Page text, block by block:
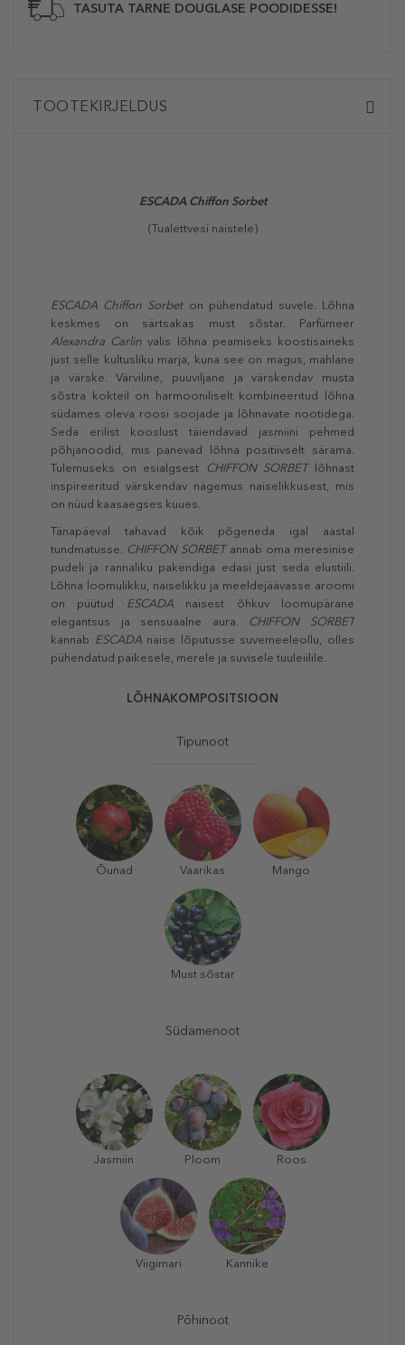
TASUTA TARNE DOUGLASE POODIDESSE!
TOOTEKIRJELDUS
ESCADAChiffon Sorbet
(Tualettvesi naistele)
ESCADA Chiffon Sorbet on pühendatud suvele. Lõhna
keskmes on särtsakas must sõstar. Parfümeer
Alexandra Carlin valis lõhna peamiseks koostisaineks
just selle kultusliku marja, kuna see on magus, mahlane
ja värske. Värviline, puuviljane ja värskendav musta
sõstra kokteil on harmooniliselt kombineeritud lõhna
südames oleva roosi soojade ja lõhnavate nootidega.
Seda erilist kooslust täiendavad jasmiini pehmed
põhjanoodid, mis panevad lõhna positiivselt särama.
Tulemuseks on esialgsest
CHIFFON SORBETlõhnast
inspireeritud värskendav nägemus naiselikkusest, mis
on nüüd kaasaegses kuues.
Tänapäeval tahavad kõik põgeneda igal aastal
tundmatusse. CHIFFON SORBETannab oma meresinise
pudeli ja rannaliku pakendiga edasi just seda elustiili.
Lõhna loomulikku, naiselikku ja meeldejäävasse aroomi
on püütud ESCADAnaisest õhkuv loomupärane
elegantsus ja sensuaalne aura.
CHIFFON SORBET
kannab ESCADAnaise lõputusse suvemeeleollu, olles
pühendatud päikesele, merele ja suvisele tuuleiilile.
LÕHNAKOMPOSITSIOON
Tipunoot
Õunad Vaarikas Mango
Must sõstar
Südamenoot
Jasmiin Ploom Roos
Viigimari Kannike
Põhinoot